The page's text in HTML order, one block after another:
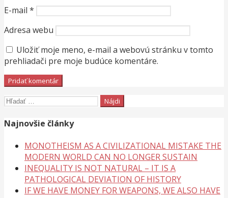
E-mail *
Adresa webu
Uložiť moje meno, e-mail a webovú stránku v tomto
prehliadači pre moje budúce komentáre.
Hľadať:
Najnovšie články
MONOTHEISM AS A CIVILIZATIONAL MISTAKE THE
MODERN WORLD CAN NO LONGER SUSTAIN
INEQUALITY IS NOT NATURAL – IT IS A
PATHOLOGICAL DEVIATION OF HISTORY
IF WE HAVE MONEY FOR WEAPONS, WE ALSO HAVE